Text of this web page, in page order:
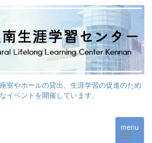
室やホールの貸出、生涯学習の促進のため
イベントを開催しています。
menu